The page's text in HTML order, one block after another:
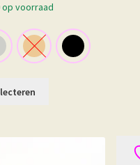
op voorraad